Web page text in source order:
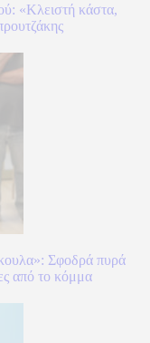
«Κλειστή κάστα,
Σφοδρά πυρά
από το κόμμα